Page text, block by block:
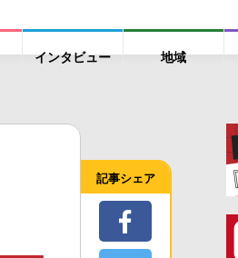
インタビュー 地域
記事シェア